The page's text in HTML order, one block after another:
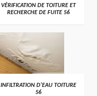
>
VÉRIFICATION DE TOITURE ET
RECHERCHE DE FUITE 56
>
INFILTRATION D'EAU TOITURE
56